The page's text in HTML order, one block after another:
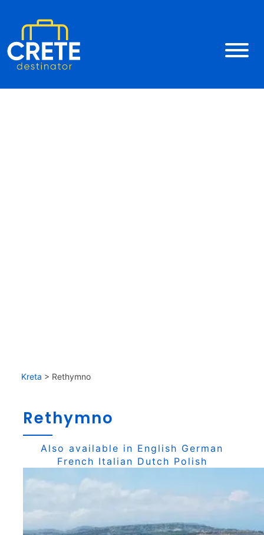
Kreta > Rethymno
Rethymno
Also available in English German
French Italian Dutch Polish